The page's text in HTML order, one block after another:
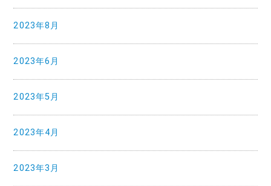
2023年8月
2023年6月
2023年5月
2023年4月
2023年3月